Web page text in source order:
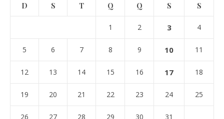
D S T Q Q S S
1 2 3 4
5 6 7 8 9 10 11
12 13 14 15 16 17 18
19 20 21 22 23 24 25
26 27 28 29 30 31